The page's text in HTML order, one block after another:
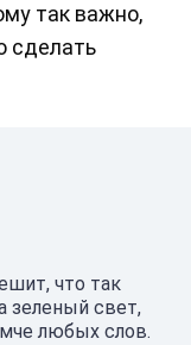
так важно,
сделать
что так
зеленый свет,
любых слов.